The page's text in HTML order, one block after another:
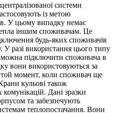
системи
із метою
У цьому випадку немає
іншим споживачам. Це
будь-яких споживачів
У разі використання цього типу
підключити споживача в
вони використовуються за
той момент, коли споживач ще
кульові також
Дані зразки
та забезпечують
теплопостачання. Вони